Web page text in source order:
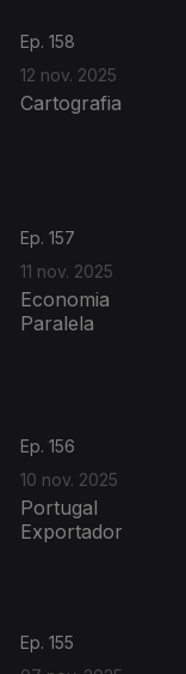
Ep. 158
12 nov. 2025
Cartografia
Ep. 157
11 nov. 2025
Economia
Paralela
Ep. 156
10 nov. 2025
Portugal
Exportador
Ep. 155